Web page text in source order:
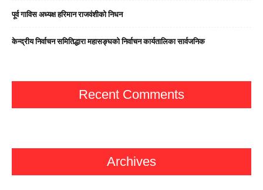
पूर्व गाविस अध्यक्ष हरिमान राजवंशीको निधन
केन्द्रीय निर्वाचन समितिद्धारा महासङ्घको निर्वाचन कार्यतालिका सार्वजनिक
Recent Comments
Archives